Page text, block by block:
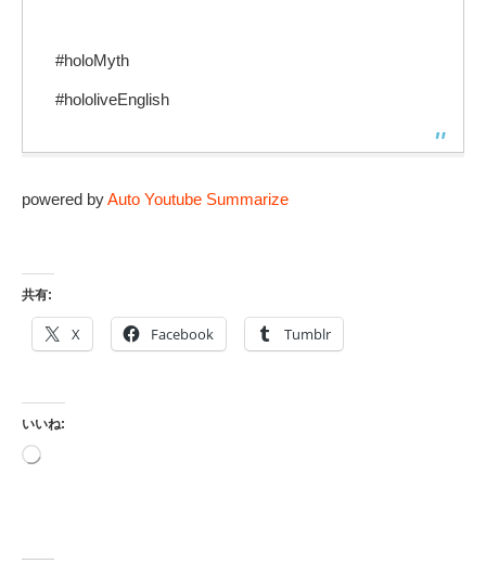
#holoMyth
#hololiveEnglish
powered byAuto Youtube Summarize
共有:
X Facebook Tumblr
いいね:
読
み